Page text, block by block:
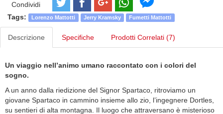
Condividi
Tags:
Lorenzo Mattotti Jerry Kramsky Fumetti Mattotti
Descrizione Specifiche Prodotti Correlati (7)
Un viaggio nell’animo umano raccontato con i colori del
sogno.
A un anno dalla riedizione del Signor Spartaco, ritroviamo un
giovane Spartaco in cammino insieme allo zio, l’ingegnere Dortles,
su sentieri di alta montagna. Il luogo che attraversano è misterioso